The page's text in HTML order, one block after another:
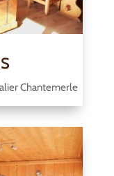
Chantemerle